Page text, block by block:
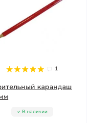
1
карандаш
В наличии